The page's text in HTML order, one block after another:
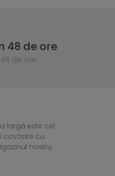
48 de ore
de ore
largă este cel
covoare cu
nostru